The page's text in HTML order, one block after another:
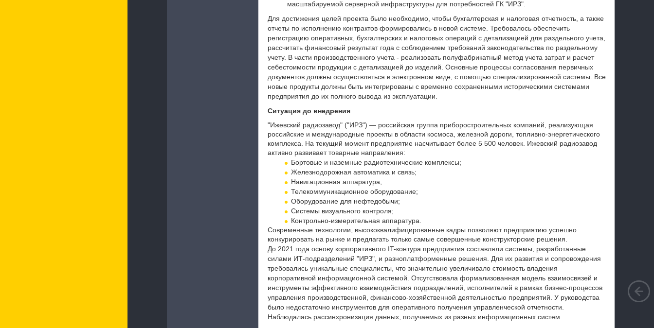
масштабируемой серверной инфраструктуры для потребностей ГК "ИРЗ".
Для достижения целей проекта было необходимо, чтобы бухгалтерская и налоговая отчетность, а также
отчеты по исполнению контрактов формировались в новой системе. Требовалось обеспечить
регистрацию оперативных, бухгалтерских и налоговых операций с детализацией для раздельного учета,
рассчитать финансовый результат года с соблюдением требований законодательства по раздельному
учету. В части производственного учета - реализовать полуфабрикатный метод учета затрат и расчет
себестоимости продукции с детализацией до изделий. Основные процессы согласования первичных
документов должны осуществляться в электронном виде, с помощью специализированной системы. Все
новые продукты должны быть интегрированы с временно сохраненными историческими системами
предприятия до их полного вывода из эксплуатации.
Ситуация до внедрения
"Ижевский радиозавод" ("ИРЗ") — российская группа приборостроительных компаний, реализующая
российские и международные проекты в области космоса, железной дороги, топливно-энергетического
комплекса. На текущий момент предприятие насчитывает более 5 500 человек. Ижевский радиозавод
активно развивает товарные направления:
Бортовые и наземные радиотехнические комплексы;
Железнодорожная автоматика и связь;
Навигационная аппаратура;
Телекоммуникационное оборудование;
Оборудование для нефтедобычи;
Системы визуального контроля;
Контрольно-измерительная аппаратура.
Современные технологии, высококвалифицированные кадры позволяют предприятию успешно
конкурировать на рынке и предлагать только самые совершенные конструкторские решения.
До 2021 года основу корпоративного IT-контура предприятия составляли системы, разработанные
силами ИТ-подразделений "ИРЗ", и разноплатформенные решения. Для их развития и сопровождения
требовались уникальные специалисты, что значительно увеличивало стоимость владения
корпоративной информационной системой. Отсутствовала формализованная модель взаимосвязей и
инструменты эффективного взаимодействия подразделений, исполнителей в рамках бизнес-процессов
управления производственной, финансово-хозяйственной деятельностью предприятий. У руководства
было недостаточно инструментов для оперативного получения управленческой отчетности.
Наблюдалась рассинхронизация данных, получаемых из разных информационных систем.